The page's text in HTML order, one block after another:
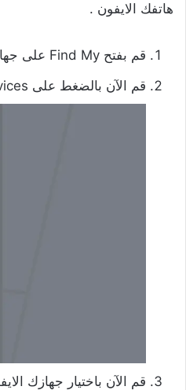
هاتفك الايفون .
قم بفتح Find My على جهازك آبل الآخر.
قم الآن بالضغط على Devices التي توجد بالأعلى.
قم الآن باختيار جهازك